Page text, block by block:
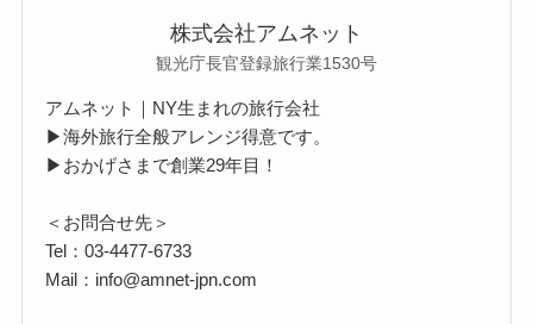
株式会社アムネット
観光庁長官登録旅行業1530号
アムネット｜NY生まれの旅行会社
▶海外旅行全般アレンジ得意です。
▶おかげさまで創業29年目！
＜お問合せ先＞
Tel：03-4477-6733
Mail：info@amnet-jpn.com